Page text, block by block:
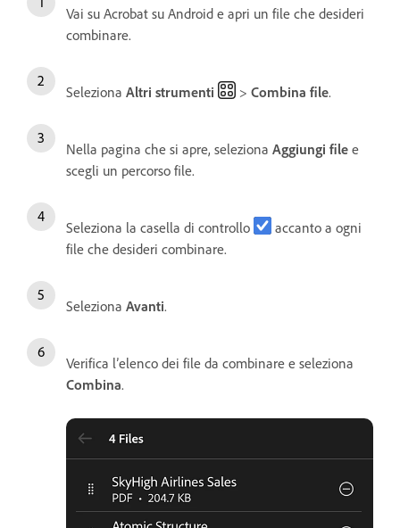
Vai su Acrobat su Android e apri un file che desideri
combinare.
Seleziona Altri strumenti > Combina file.
Nella pagina che si apre, seleziona Aggiungi file e
scegli un percorso file.
Seleziona la casella di controllo
accanto a ogni
file che desideri combinare.
Seleziona Avanti.
Verifica l’elenco dei file da combinare e seleziona
Combina.